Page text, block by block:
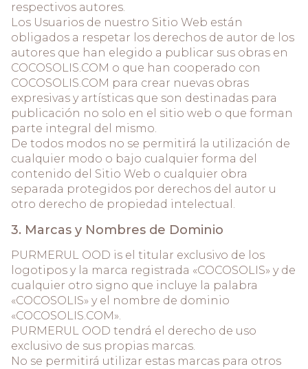
respectivos autores.
Los Usuarios de nuestro Sitio Web están
obligados a respetar los derechos de autor de los
autores que han elegido a publicar sus obras en
COCOSOLIS.COM o que han cooperado con
COCOSOLIS.COM para crear nuevas obras
expresivas y artísticas que son destinadas para
publicación no solo en el sitio web o que forman
parte integral del mismo.
De todos modos no se permitirá la utilización de
cualquier modo o bajo cualquier forma del
contenido del Sitio Web o cualquier obra
separada protegidos por derechos del autor u
otro derecho de propiedad intelectual.
3. Marcas y Nombres de Dominio
PURMERUL OOD is el titular exclusivo de los
logotipos y la marca registrada «COCOSOLIS» y de
cualquier otro signo que incluye la palabra
«COCOSOLIS» y el nombre de dominio
«COCOSOLIS.COM».
PURMERUL OOD tendrá el derecho de uso
exclusivo de sus propias marcas.
No se permitirá utilizar estas marcas para otros